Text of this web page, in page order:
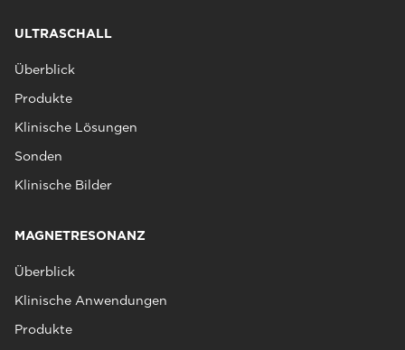
ULTRASCHALL
Überblick
Produkte
Klinische Lösungen
Sonden
Klinische Bilder
MAGNETRESONANZ
Überblick
Klinische Anwendungen
Produkte